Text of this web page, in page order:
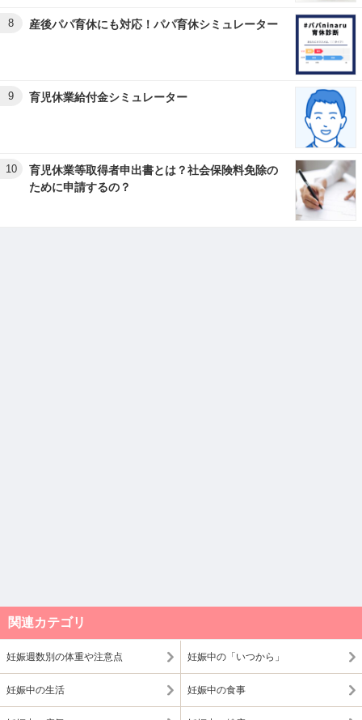
8 産後パパ育休にも対応！パパ育休シミュレーター
9 育児休業給付金シミュレーター
10
育児休業等取得者申出書とは？社会保険料免除の
ために申請するの？
関連カテゴリ
妊娠週数別の体重や注意点 妊娠中の「いつから」
妊娠中の生活 妊娠中の食事